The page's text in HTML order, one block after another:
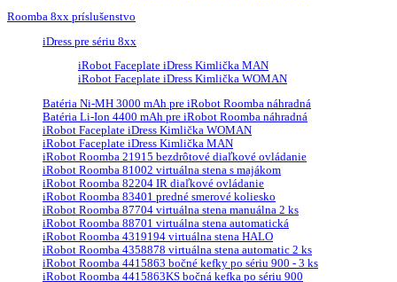
Roomba 8xx príslušenstvo
iDress pre sériu 8xx
iRobot Faceplate iDress Kimlička MAN
iRobot Faceplate iDress Kimlička WOMAN
Batéria Ni-MH 3000 mAh pre iRobot Roomba náhradná
Batéria Li-Ion 4400 mAh pre iRobot Roomba náhradná
iRobot Faceplate iDress Kimlička WOMAN
iRobot Faceplate iDress Kimlička MAN
iRobot Roomba 21915 bezdrôtové diaľkové ovládanie
iRobot Roomba 81002 virtuálna stena s majákom
iRobot Roomba 82204 IR diaľkové ovládanie
iRobot Roomba 83401 predné smerové koliesko
iRobot Roomba 87704 virtuálna stena manuálna 2 ks
iRobot Roomba 88701 virtuálna stena automatická
iRobot Roomba 4319194 virtuálna stena HALO
iRobot Roomba 4358878 virtuálna stena automatic 2 ks
iRobot Roomba 4415863 bočné kefky po sériu 900 - 3 ks
iRobot Roomba 4415863KS bočná kefka po sériu 900